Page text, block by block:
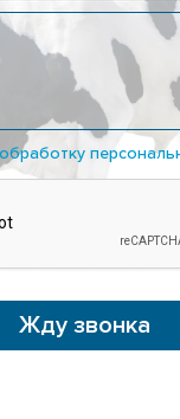
обработку
Жду звонка